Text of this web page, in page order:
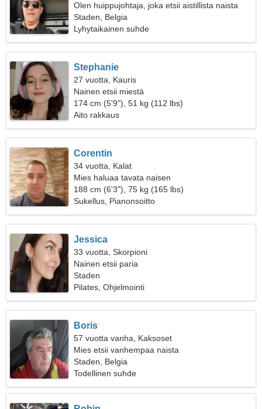
Olen huippujohtaja, joka etsii aistillista naista
Staden, Belgia
Lyhytaikainen suhde
Stephanie
27 vuotta, Kauris
Nainen etsii miestä
174 cm (5'9"), 51 kg (112 lbs)
Aito rakkaus
Corentin
34 vuotta, Kalat
Mies haluaa tavata naisen
188 cm (6'3"), 75 kg (165 lbs)
Sukellus, Pianonsoitto
Jessica
33 vuotta, Skorpioni
Nainen etsii paria
Staden
Pilates, Ohjelmointi
Boris
57 vuotta vanha, Kaksoset
Mies etsii vanhempaa naista
Staden, Belgia
Todellinen suhde